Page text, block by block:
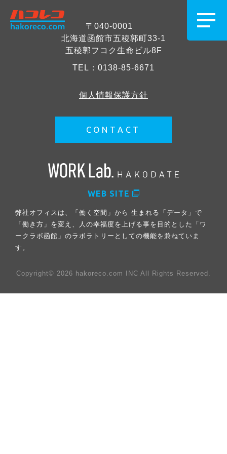
〒040-0001
北海道函館市五稜郭町33-1
五稜郭フコク生命ビル8F
TEL： 0138-85-6671
個人情報保護方針
CONTACT
WEB SITE
弊社オフィスは、「働く空間」から 生まれる「データ」で
「働き方」を変え、人の幸福度を上げる事を目的とした「ワ
ークラボ函館」のラボラトリーとしての機能を兼ねていま
す。
Copyright© 2026 hakoreco.com INC All Rights Reserved.